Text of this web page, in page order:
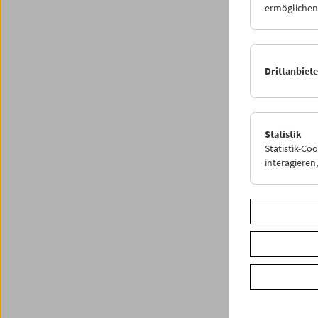
nach
<<
Share
Statistik
Statistik-